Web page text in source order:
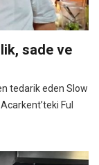
sade ve
tedarik eden Slow
Ful